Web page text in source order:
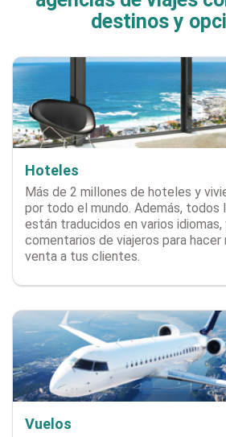
destinos y
Hoteles
Más de 2 millones de hoteles y
por todo el mundo. Además, todos
están traducidos en varios idiomas,
comentarios de viajeros para hacer
venta a tus clientes.
Vuelos